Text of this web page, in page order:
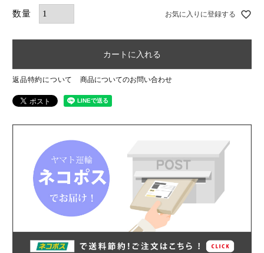
お気に入りに登録する
カートに入れる
返品特約について 商品についてのお問い合わせ